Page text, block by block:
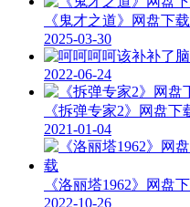
《鬼才之道》网盘下
2025-03-30
2022-06-24
《拆弹专家2》网盘下
2021-01-04
《洛丽塔1962》网盘
2022-10-26